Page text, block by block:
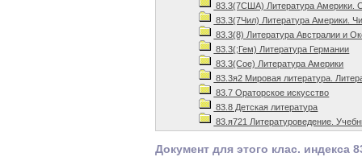
83.3(7США) Литература Америки.
83.3(7Чил) Литература Америки.
83.3(8) Литература Австралии и
83.3(;Гем) Литература Германии
83.3(Сое) Литература Америки
83.3я2 Мировая литература.
83.7 Ораторское искусство
83.8 Детская литература
83.я721 Литературоведение.
Документ для этого клас. индекса